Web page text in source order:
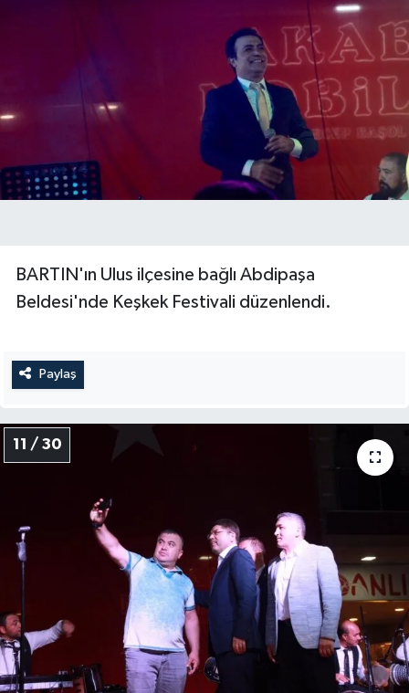
BARTIN'ın Ulus ilçesine bağlı Abdipaşa
Beldesi'nde Keşkek Festivali düzenlendi.
Paylaş
11 / 30